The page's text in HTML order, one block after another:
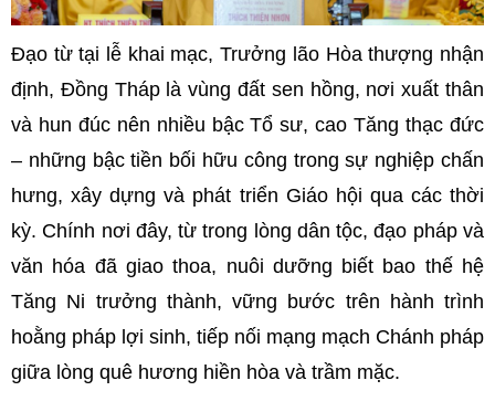
Đạo từ tại lễ khai mạc, Trưởng lão Hòa thượng nhận
định, Đồng Tháp là vùng đất sen hồng, nơi xuất thân
và hun đúc nên nhiều bậc Tổ sư, cao Tăng thạc đức
– những bậc tiền bối hữu công trong sự nghiệp chấn
hưng, xây dựng và phát triển Giáo hội qua các thời
kỳ. Chính nơi đây, từ trong lòng dân tộc, đạo pháp và
văn hóa đã giao thoa, nuôi dưỡng biết bao thế hệ
Tăng Ni trưởng thành, vững bước trên hành trình
hoằng pháp lợi sinh, tiếp nối mạng mạch Chánh pháp
giữa lòng quê hương hiền hòa và trầm mặc.